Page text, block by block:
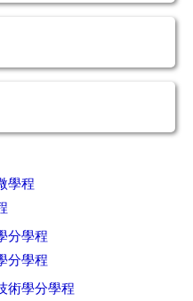
學程
分學程
分學程
術學分學程